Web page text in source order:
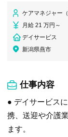
ケアマネジャー（
月給 21 万円～
デイサービス
新潟県燕市
仕事内容
● デイサービス
携、送迎や介護
ます。